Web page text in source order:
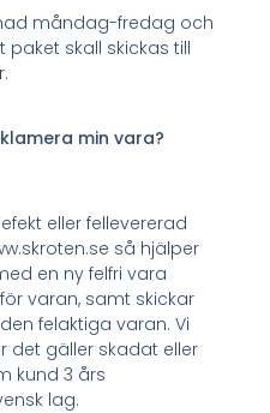
måndag-fredag och
skall skickas till
min vara?
eller fellevererad
så hjälper
en ny felfri vara
varan, samt skickar
felaktiga varan. Vi
det gäller skadat eller
kund 3 års
lag.